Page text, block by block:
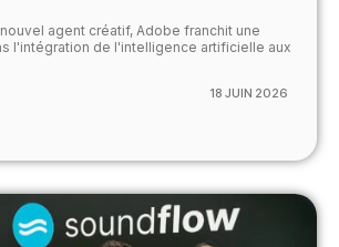
agent créatif, Adobe franchit une
l'intégration de l'intelligence artificielle aux
18 JUIN 2026